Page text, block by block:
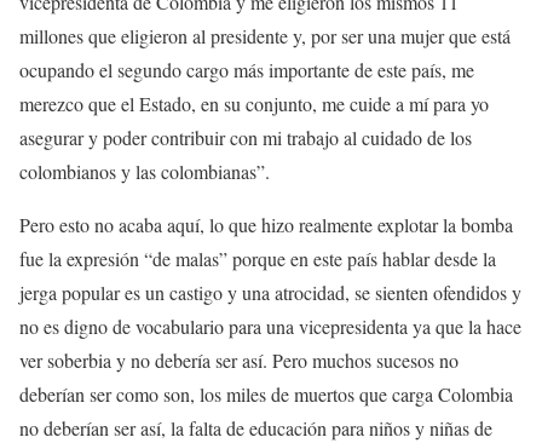
millones que eligieron al presidente y, por ser una mujer que está
ocupando el segundo cargo más importante de este país, me
merezco que el Estado, en su conjunto, me cuide a mí para yo
asegurar y poder contribuir con mi trabajo al cuidado de los
colombianos y las colombianas”.
Pero esto no acaba aquí, lo que hizo realmente explotar la bomba
fue la expresión “de malas” porque en este país hablar desde la
jerga popular es un castigo y una atrocidad, se sienten ofendidos y
no es digno de vocabulario para una vicepresidenta ya que la hace
ver soberbia y no debería ser así. Pero muchos sucesos no
deberían ser como son, los miles de muertos que carga Colombia
no deberían ser así, la falta de educación para niños y niñas de